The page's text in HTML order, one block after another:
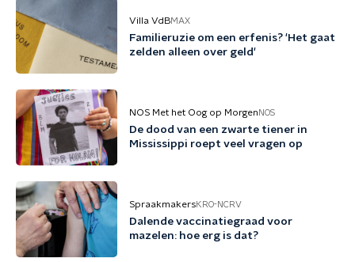
Villa VdBMAX
Familieruzie om een erfenis? 'Het gaat
zelden alleen over geld'
NOS Met het Oog op Morgen NOS
De dood van een zwarte tiener in
Mississippi roept veel vragen op
SpraakmakersKRO-NCRV
Dalende vaccinatiegraad voor
mazelen: hoe erg is dat?